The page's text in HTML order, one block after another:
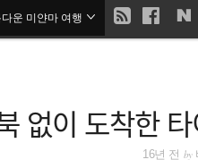
현
치
운 미얀마 여행
없이 도착한
16년 전 by